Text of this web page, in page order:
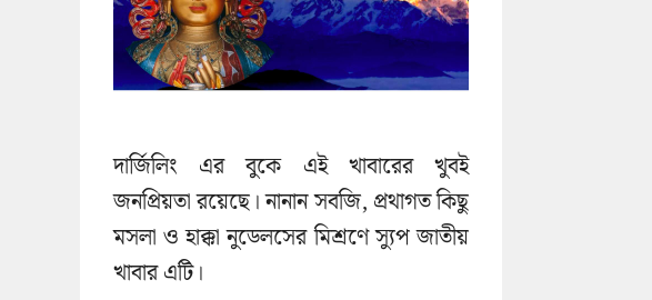
দার্জিলিং এর বুকে এই খাবারের খুবই
জনপ্রিয়তা রয়েছে। নানান সবজি, প্রথাগত কিছু
মসলা ও হাক্কা নুডেলসের মিশ্রণে স্যুপ জাতীয়
খাবার এটি।